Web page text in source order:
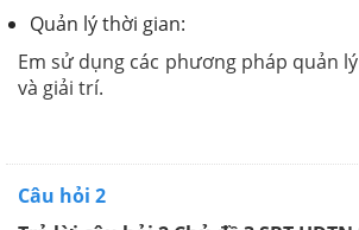
Quản lý thời gian:
Em sử dụng các phương pháp quản
và giải trí.
Câu hỏi 2